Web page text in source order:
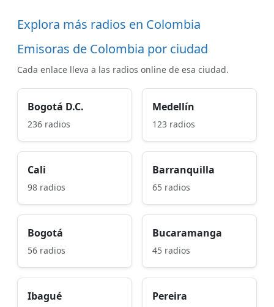
Explora más radios en Colombia
Emisoras de Colombia por ciudad
Cada enlace lleva a las radios online de esa ciudad.
Bogotá D.C.
236 radios
Medellín
123 radios
Cali
98 radios
Barranquilla
65 radios
Bogotá
56 radios
Bucaramanga
45 radios
Ibagué Pereira